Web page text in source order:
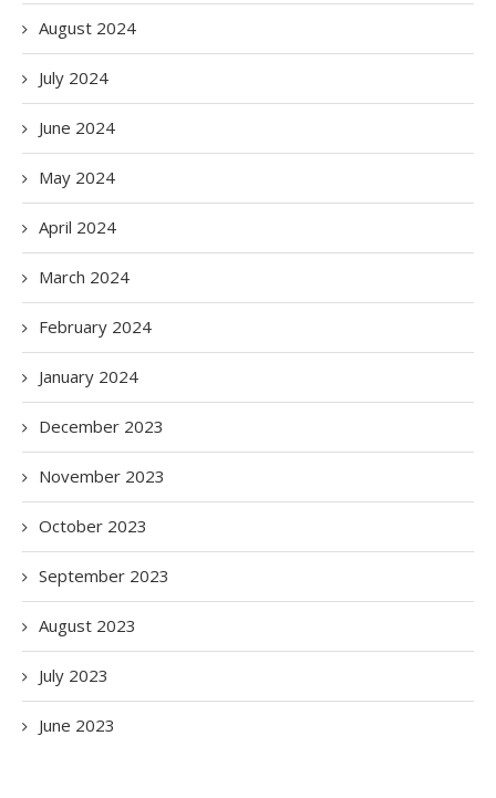
August 2024
July 2024
June 2024
May 2024
April 2024
March 2024
February 2024
January 2024
December 2023
November 2023
October 2023
September 2023
August 2023
July 2023
June 2023